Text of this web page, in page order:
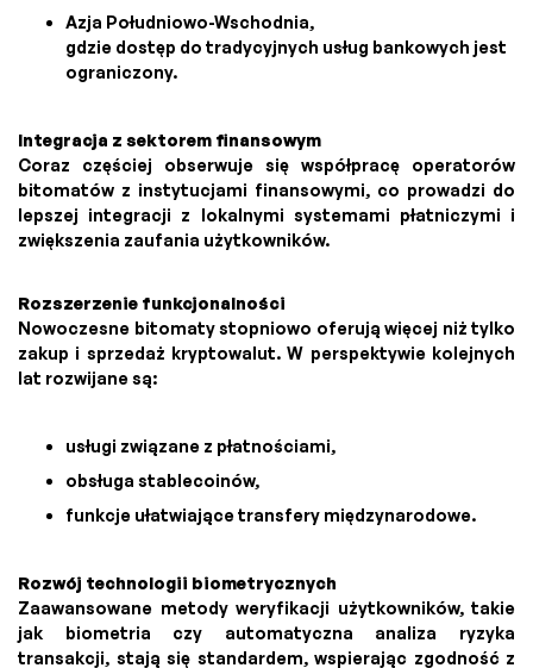
Azja Południowo-Wschodnia,
gdzie dostęp do tradycyjnych usług bankowych jest
ograniczony.
Integracja z sektorem finansowym
Coraz częściej obserwuje się współpracę operatorów
bitomatów z instytucjami finansowymi, co prowadzi do
lepszej integracji z lokalnymi systemami płatniczymi i
zwiększenia zaufania użytkowników.
Rozszerzenie funkcjonalności
Nowoczesne bitomaty stopniowo oferują więcej niż tylko
zakup i sprzedaż kryptowalut. W perspektywie kolejnych
lat rozwijane są:
usługi związane z płatnościami,
obsługa stablecoinów,
funkcje ułatwiające transfery międzynarodowe.
Rozwój technologii biometrycznych
Zaawansowane metody weryfikacji użytkowników, takie
jak biometria czy automatyczna analiza ryzyka
transakcji, stają się standardem, wspierając zgodność z